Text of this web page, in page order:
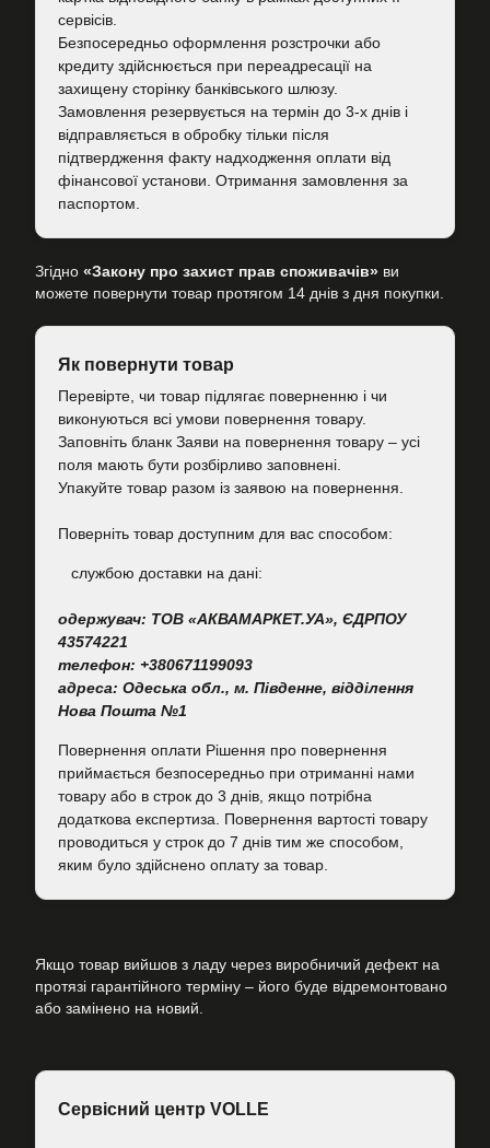
сервісів.
Безпосередньо оформлення розстрочки або
кредиту здійснюється при переадресації на
захищену сторінку банківського шлюзу.
Замовлення резервується на термін до 3-х днів і
відправляється в обробку тільки після
підтвердження факту надходження оплати від
фінансової установи. Отримання замовлення за
паспортом.
Згідно «Закону про захист прав споживачів» ви
можете повернути товар протягом 14 днів з дня покупки.
Як повернути товар
Перевірте, чи товар підлягає поверненню і чи
виконуються всі умови повернення товару.
Заповніть бланк Заяви на повернення товару – усі
поля мають бути розбірливо заповнені.
Упакуйте товар разом із заявою на повернення.
Поверніть товар доступним для вас способом:
cлужбою доставки на дані:
одержувач: ТОВ «АКВАМАРКЕТ.УА», ЄДРПОУ
43574221
телефон: +380671199093
адреса: Одеська обл., м. Південне, відділення
Нова Пошта №1
Повернення оплати Рішення про повернення
приймається безпосередньо при отриманні нами
товару або в строк до 3 днів, якщо потрібна
додаткова експертиза. Повернення вартості товару
проводиться у строк до 7 днів тим же способом,
яким було здійснено оплату за товар.
Якщо товар вийшов з ладу через виробничий дефект на
протязі гарантійного терміну – його буде відремонтовано
або замінено на новий.
Сервісний центр VOLLE